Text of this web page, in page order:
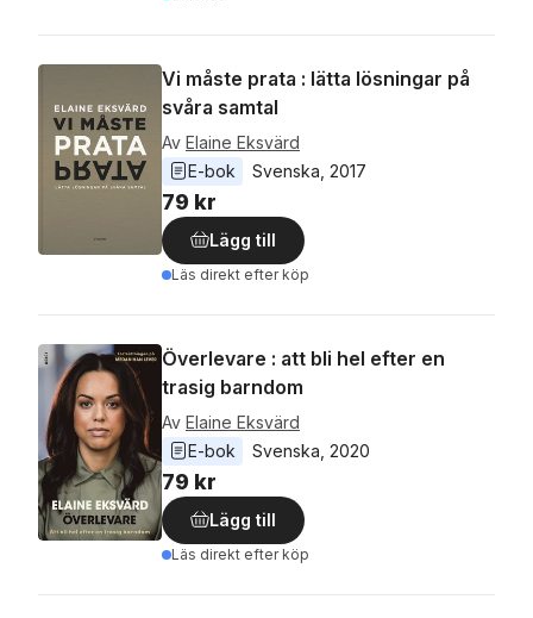
Vi måste prata : lätta lösningar på
svåra samtal
Av Elaine Eksvärd
E-bok
Svenska 2017
79 kr
Lägg till
Läs direkt efter köp
Överlevare : att bli hel efter en
trasig barndom
Av Elaine Eksvärd
E-bok
Svenska 2020
79 kr
Lägg till
Läs direkt efter köp